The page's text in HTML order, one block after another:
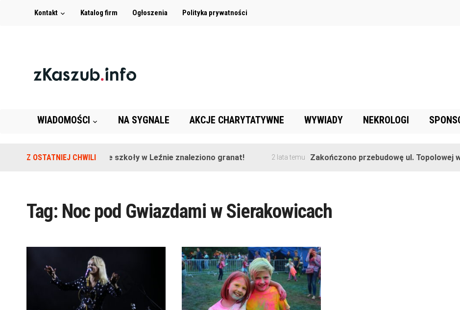
Kontakt Katalog firm Ogłoszenia Polityka prywatności
WIADOMOŚCI NA SYGNALE AKCJE CHARYTATYWNE WYWIADY NEKROLOGI
Z OSTATNIEJ CHWILINa terenie szkoły w Leźnie znaleziono granat! 2 lata temu Zakończono przebudowę ul. Topolowej w
Tag: Noc pod Gwiazdami w Sierakowicach